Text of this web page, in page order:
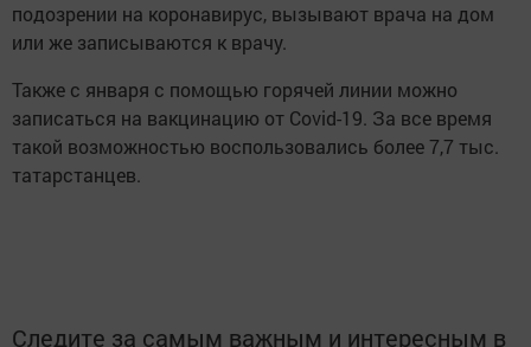
подозрении на коронавирус, вызывают врача на дом
или же записываются к врачу.
Также с января с помощью горячей линии можно
записаться на вакцинацию от Covid-19. За все время
такой возможностью воспользовались более 7,7 тыс.
татарстанцев.
Следите за самым важным и интересным в